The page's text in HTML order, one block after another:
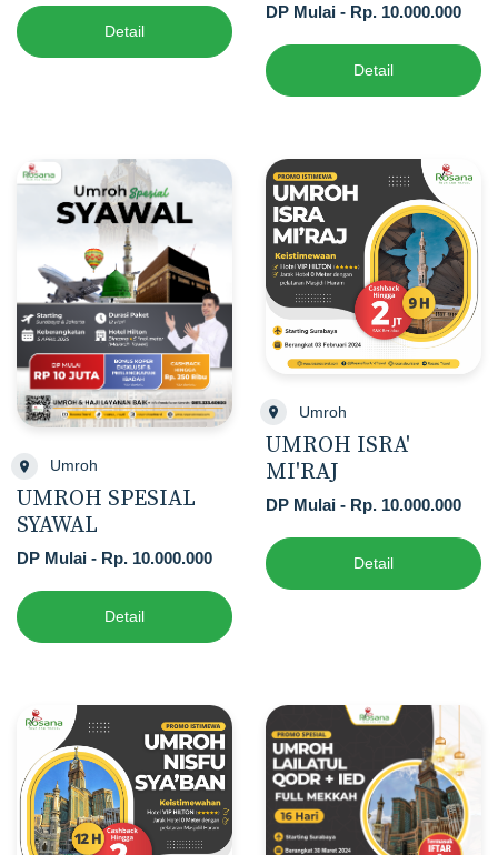
Detail
DP Mulai - Rp. 10.000.000
Detail
Umroh
UMROH SPESIAL
SYAWAL
DP Mulai - Rp. 10.000.000
Detail
Umroh
UMROH ISRA'
MI'RAJ
DP Mulai - Rp. 10.000.000
Detail